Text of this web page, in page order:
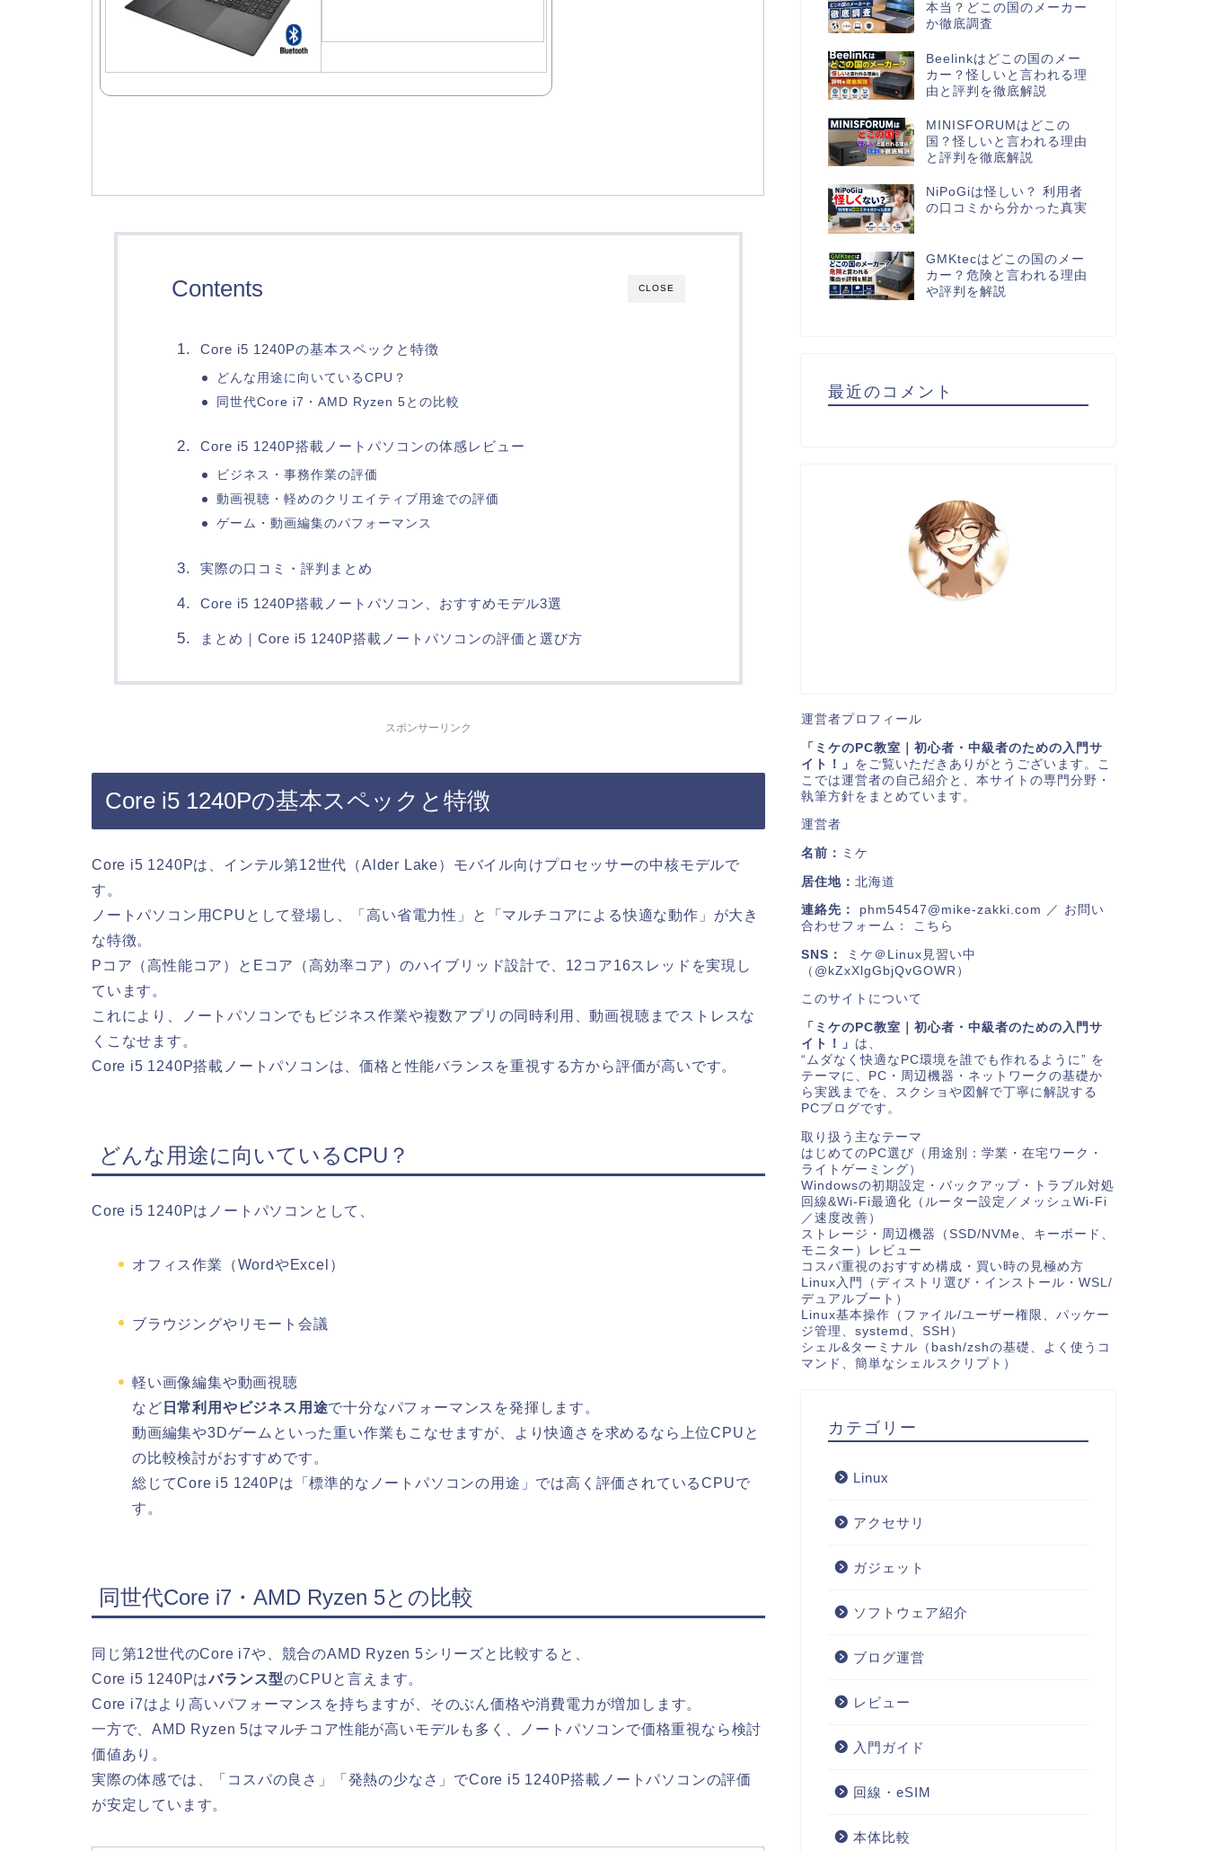
CLOSE
Contents
Core i5 1240Pの基本スペックと特徴
どんな用途に向いているCPU？
同世代Core i7・AMD Ryzen 5との比較
Core i5 1240P搭載ノートパソコンの体感レビュー
ビジネス・事務作業の評価
動画視聴・軽めのクリエイティブ用途での評価
ゲーム・動画編集のパフォーマンス
実際の口コミ・評判まとめ
Core i5 1240P搭載ノートパソコン、おすすめモデル3選
まとめ｜Core i5 1240P搭載ノートパソコンの評価と選び方
スポンサーリンク
Core i5 1240Pの基本スペックと特徴
Core i5 1240Pは、インテル第12世代（Alder Lake）モバイル向けプロセッサーの中核モデルで
す。
ノートパソコン用CPUとして登場し、「高い省電力性」と「マルチコアによる快適な動作」が大き
な特徴。
Pコア（高性能コア）とEコア（高効率コア）のハイブリッド設計で、12コア16スレッドを実現し
ています。
これにより、ノートパソコンでもビジネス作業や複数アプリの同時利用、動画視聴までストレスな
くこなせます。
Core i5 1240P搭載ノートパソコンは、価格と性能バランスを重視する方から評価が高いです。
どんな用途に向いているCPU？
Core i5 1240Pはノートパソコンとして、
オフィス作業（WordやExcel）
ブラウジングやリモート会議
軽い画像編集や動画視聴
など 日常利用やビジネス用途で十分なパフォーマンスを発揮します。
動画編集や3Dゲームといった重い作業もこなせますが、より快適さを求めるなら上位CPUと
の比較検討がおすすめです。
総じてCore i5 1240Pは「標準的なノートパソコンの用途」では高く評価されているCPUで
す。
同世代Core i7・AMD Ryzen 5との比較
同じ第12世代のCore i7や、競合のAMD Ryzen 5シリーズと比較すると、
Core i5 1240Pはバランス型のCPUと言えます。
Core i7はより高いパフォーマンスを持ちますが、そのぶん価格や消費電力が増加します。
一方で、AMD Ryzen 5はマルチコア性能が高いモデルも多く、ノートパソコンで価格重視なら検討
価値あり。
実際の体感では、「コスパの良さ」「発熱の少なさ」でCore i5 1240P搭載ノートパソコンの評価
が安定しています。
本当？どこの国のメーカー
か徹底調査
Beelinkはどこの国のメー
カー？怪しいと言われる理
由と評判を徹底解説
MINISFORUMはどこの
国？怪しいと言われる理由
と評判を徹底解説
NiPoGiは怪しい？ 利用者
の口コミから分かった真実
GMKtecはどこの国のメー
カー？危険と言われる理由
や評判を解説
最近のコメント
運営者プロフィール
「ミケのPC教室｜初心者・中級者のための入門サ
イト！」 をご覧いただきありがとうございます。こ
こでは運営者の自己紹介と、本サイトの専門分野・
執筆方針をまとめています。
運営者
名前： ミケ
居住地： 北海道
連絡先： phm54547@mike-zakki.com ／ お問い
合わせフォーム： こちら
SNS：
ミケ＠Linux見習い中
（@kZxXlgGbjQvGOWR）
このサイトについて
「ミケのPC教室｜初心者・中級者のための入門サ
イト！」 は、
“ムダなく快適なPC環境を誰でも作れるように” を
テーマに、PC・周辺機器・ネットワークの基礎か
ら実践までを、スクショや図解で丁寧に解説する
PCブログです。
取り扱う主なテーマ
はじめてのPC選び（用途別：学業・在宅ワーク・
ライトゲーミング）
Windowsの初期設定・バックアップ・トラブル対処
回線&Wi-Fi最適化（ルーター設定／メッシュWi-Fi
／速度改善）
ストレージ・周辺機器（SSD/NVMe、キーボード、
モニター）レビュー
コスパ重視のおすすめ構成・買い時の見極め方
Linux入門（ディストリ選び・インストール・WSL/
デュアルブート）
Linux基本操作（ファイル/ユーザー権限、パッケー
ジ管理、systemd、SSH）
シェル&ターミナル（bash/zshの基礎、よく使うコ
マンド、簡単なシェルスクリプト）
カテゴリー
Linux
アクセサリ
ガジェット
ソフトウェア紹介
ブログ運営
レビュー
入門ガイド
回線・eSIM
本体比較